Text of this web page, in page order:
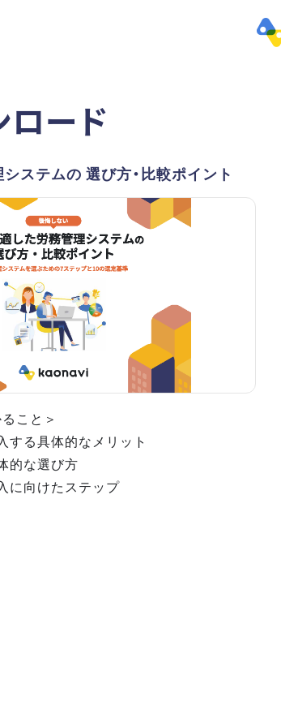
ード
ステムの 選び方・比較ポイント
こと＞
する具体的なメリット
的な選び方
に向けたステップ